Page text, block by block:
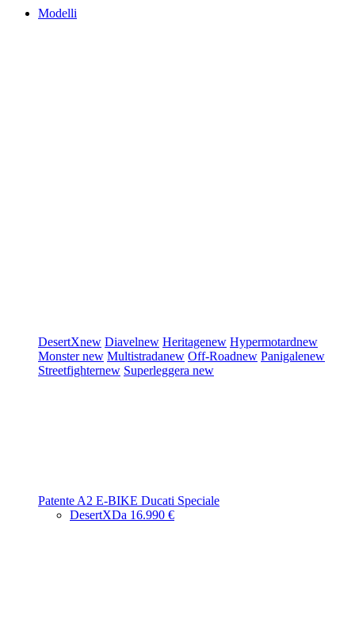
Modelli
DesertXnew Diavelnew Heritagenew Hypermotardnew
Monsternew Multistradanew Off-Roadnew Panigalenew
Streetfighternew Superleggera new
Patente A2 E-BIKE Ducati Speciale
DesertXDa 16.990 €